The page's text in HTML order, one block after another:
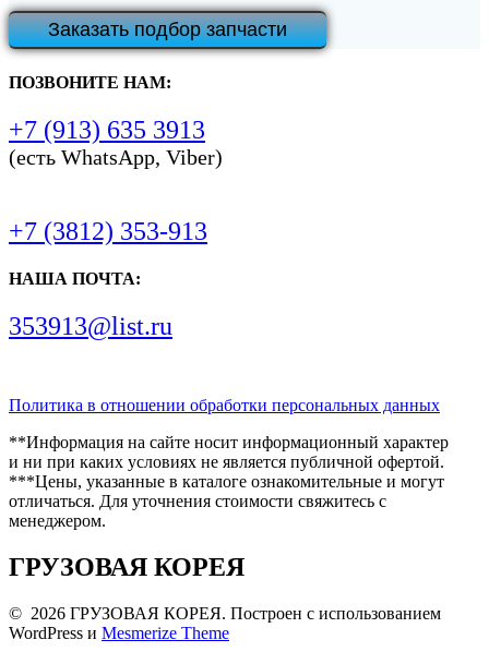
Заказать подбор запчасти
ПОЗВОНИТЕ НАМ:
+7 (913) 635 3913
(есть WhatsApp, Viber)
+7 (3812) 353-913
НАША ПОЧТА:
353913@list.ru
Политика в отношении обработки персональных данных
**Информация на сайте носит информационный характер
и ни при каких условиях не является публичной офертой.
***Цены, указанные в каталоге ознакомительные и могут
отличаться. Для уточнения стоимости свяжитесь с
менеджером.
ГРУЗОВАЯ КОРЕЯ
© 2026 ГРУЗОВАЯ КОРЕЯ. Построен с использованием
WordPress и Mesmerize Theme